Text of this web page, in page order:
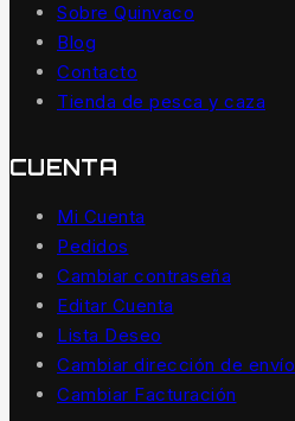
Sobre Quinvaco
Blog
Contacto
Tienda de pesca y caza
CUENTA
Mi Cuenta
Pedidos
Cambiar contraseña
Editar Cuenta
Lista Deseo
Cambiar dirección de envío
Cambiar Facturación